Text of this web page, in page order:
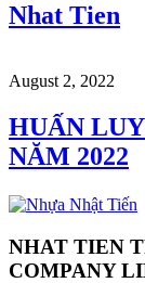
Nhat Tien
August 2, 2022
HUẤN
NĂM 2022
NHAT TIEN
COMPANY